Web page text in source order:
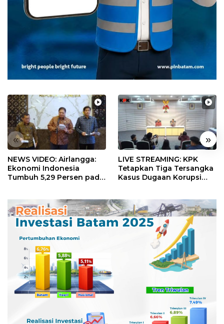
« »
NEWS VIDEO: Airlangga:
Ekonomi Indonesia
Tumbuh 5,29 Persen pada
LIVE STREAMING: KPK
Tetapkan Tiga Tersangka
Kasus Dugaan Korupsi